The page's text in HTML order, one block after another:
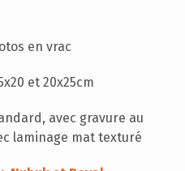
en vrac
et 20x25cm
avec gravure au
laminage mat texturé